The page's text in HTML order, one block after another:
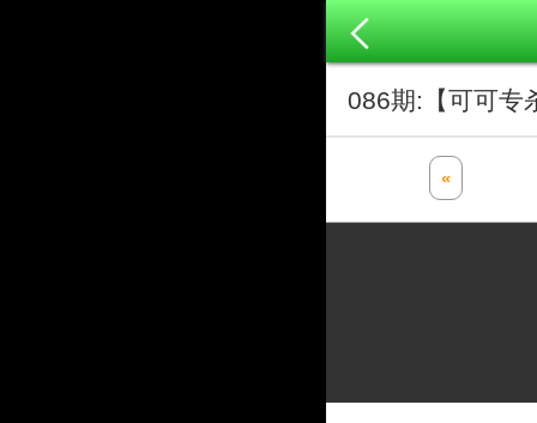
086期:【可可专
«